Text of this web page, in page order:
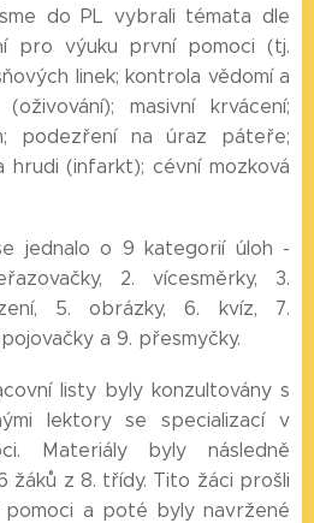
do PL vybrali témata dle
pro výuku první pomoci (tj.
linek; kontrola vědomí a
masivní krvácení;
podezření na úraz páteře;
hrudi (infarkt); cévní mozková
jednalo o 9 kategorií úloh -
2. vícesměrky, 3.
5. obrázky, 6. kvíz, 7.
a 9. přesmyčky.
listy byly konzultovány s
lektory se specializací v
Materiály byly následně
žáků z 8. třídy. Tito žáci prošli
a poté byly navržené